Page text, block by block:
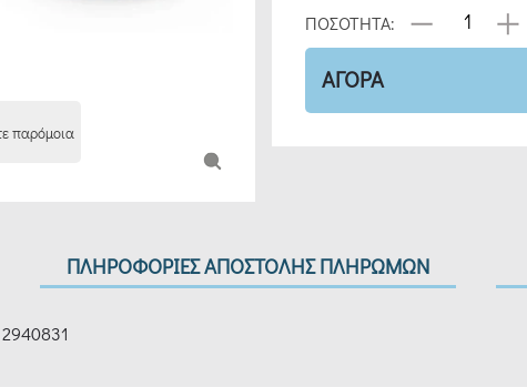
παρόμοια
ΠΟΣΟΤΗΤΑ:
ΑΓΟΡΑ
ΠΛΗΡΟΦΟΡΙΕΣ ΑΠΟΣΤΟΛΗΣ ΠΛΗΡΩΜΩΝ